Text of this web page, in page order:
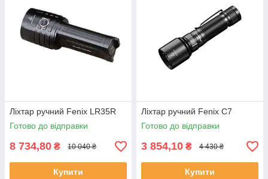
Ліхтар ручний Fenix LR35R
Готово до відправки
8 734,80 ₴ 10 040 ₴
Купити
Ліхтар ручний Fenix C7
Готово до відправки
3 854,10 ₴ 4 430 ₴
Купити